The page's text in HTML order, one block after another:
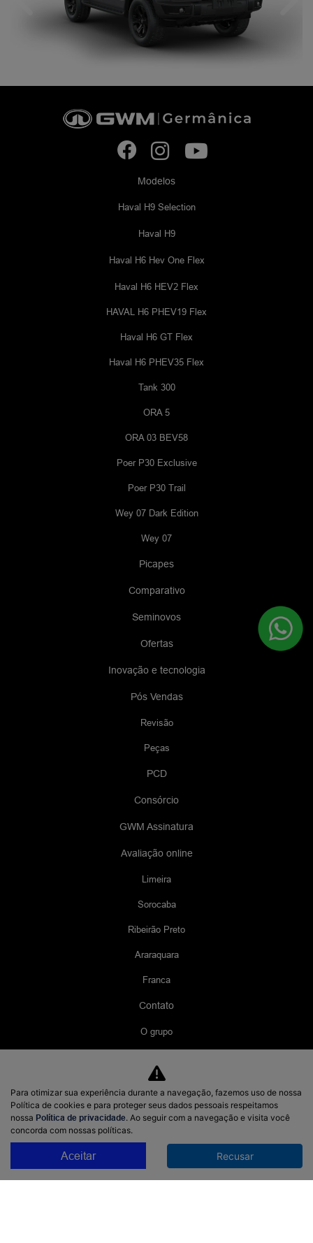
Modelos
Haval H9 Selection
Haval H9
Haval H6 Hev One Flex
Haval H6 HEV2 Flex
HAVAL H6 PHEV19 Flex
Haval H6 GT Flex
Haval H6 PHEV35 Flex
Tank 300
ORA 5
ORA 03 BEV58
Poer P30 Exclusive
Poer P30 Trail
Wey 07 Dark Edition
Wey 07
Picapes
Comparativo
Seminovos
Ofertas
Inovação e tecnologia
Pós Vendas
Revisão
Peças
PCD
Consórcio
GWM Assinatura
Avaliação online
Limeira
Sorocaba
Ribeirão Preto
Araraquara
Franca
Contato
O grupo
Trabalhe conosco
Política de privacidade
Canal de Denúncias
Para otimizar sua experiência durante a navegação, fazemos uso de nossa
Política de cookies e para proteger seus dados pessoais respeitamos
nossa Política de privacidade. Ao seguir com a navegação e visita você
concorda com nossas políticas.
Aceitar Recusar